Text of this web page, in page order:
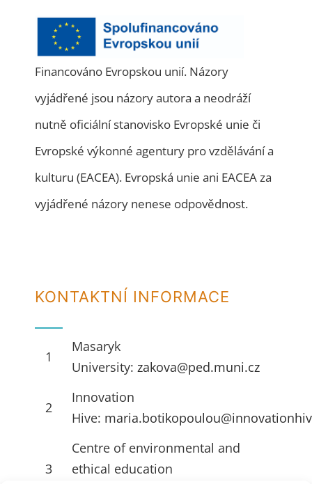
Financováno Evropskou unií. Názory
vyjádřené jsou názory autora a neodráží
nutně oficiální stanovisko Evropské unie či
Evropské výkonné agentury pro vzdělávání a
kulturu (EACEA). Evropská unie ani EACEA za
vyjádřené názory nenese odpovědnost.
KONTAKTNÍ INFORMACE
1
Masaryk
University:zakova@ped.muni.cz
2
Innovation
Hive:
3
Centre of environmental and
ethical education